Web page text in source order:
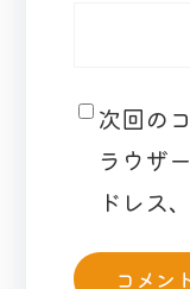
次回の
ラウザ
ドレス